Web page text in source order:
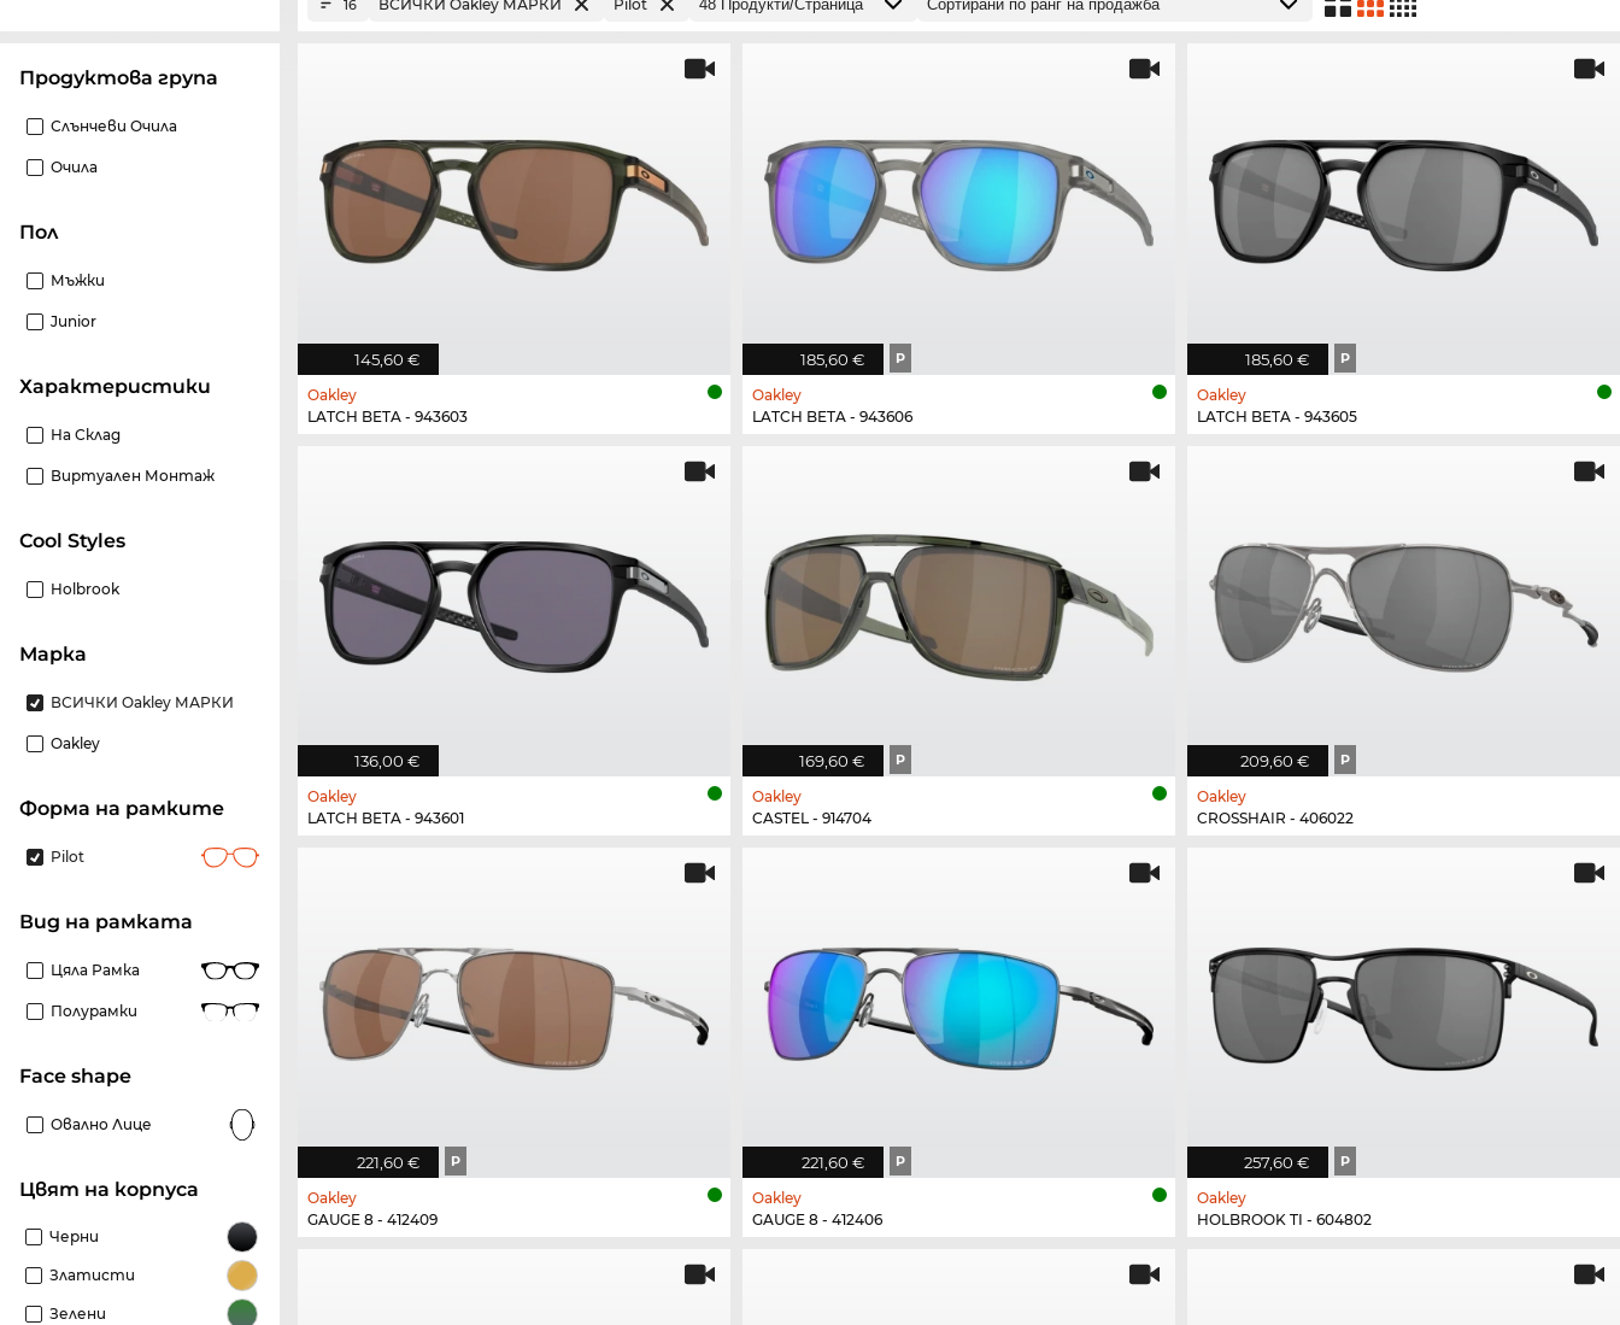
Продуктова група
Слънчеви Очила
Очила
Пол
Мъжки
Junior
Характеристики
На Склад
Виртуален Монтаж
Cool Styles
Holbrook
Марка
ВСИЧКИ Oakley МАРКИ
Oakley
Форма на рамките
Pilot
Вид на рамката
Цяла Рамка
Полурамки
Face shape
Овално Лице
Цвят на корпуса
Черни
Златисти
Зелени
16 ВСИЧКИ Oakley МАРКИ Pilot
145,60 €
Oakley
LATCH BETA - 943603
185,60 € P
Oakley
LATCH BETA - 943606
185,60 € P
Oakley
LATCH BETA - 943605
136,00 €
Oakley
LATCH BETA - 943601
169,60 € P
Oakley
CASTEL - 914704
209,60 € P
Oakley
CROSSHAIR - 406022
221,60 € P
Oakley
GAUGE 8 - 412409
221,60 € P
Oakley
GAUGE 8 - 412406
257,60 € P
Oakley
HOLBROOK TI - 604802